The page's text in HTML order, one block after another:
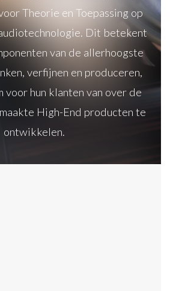
Theorie en Toepassing op
Dit betekent
van de allerhoogste
verfijnen en produceren,
voor hun klanten van over de
High-End producten te
ontwikkelen.